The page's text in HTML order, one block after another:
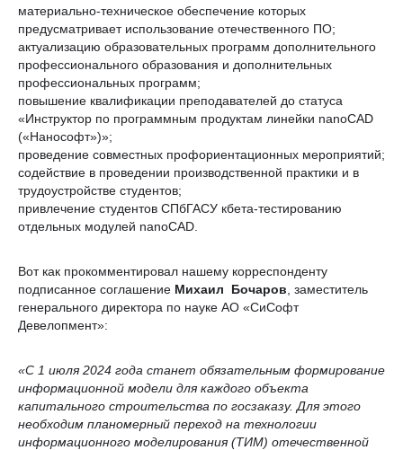
материально-техническое обеспечение которых
предусматривает использование отечественного ПО;
актуализацию образовательных программ дополнительного
профессионального образования и дополнительных
профессиональных программ;
повышение квалификации преподавателей до статуса
«Инструктор по программным продуктам линейки nanoCAD
(«Нанософт»)»;
проведение совместных профориентационных мероприятий;
содействие в проведении производственной практики и в
трудоустройстве студентов;
привлечение студентов СПбГАСУ кбета-тестированию
отдельных модулей nanoCAD.
Вот как прокомментировал нашему корреспонденту
подписанное соглашение Михаил Бочаров , заместитель
генерального директора по науке АО «СиСофт
Девелопмент»:
«С 1 июля 2024 года станет обязательным формирование
информационной модели для каждого объекта
капитального строительства по госзаказу. Для этого
необходим планомерный переход на технологии
информационного моделирования (ТИМ) отечественной